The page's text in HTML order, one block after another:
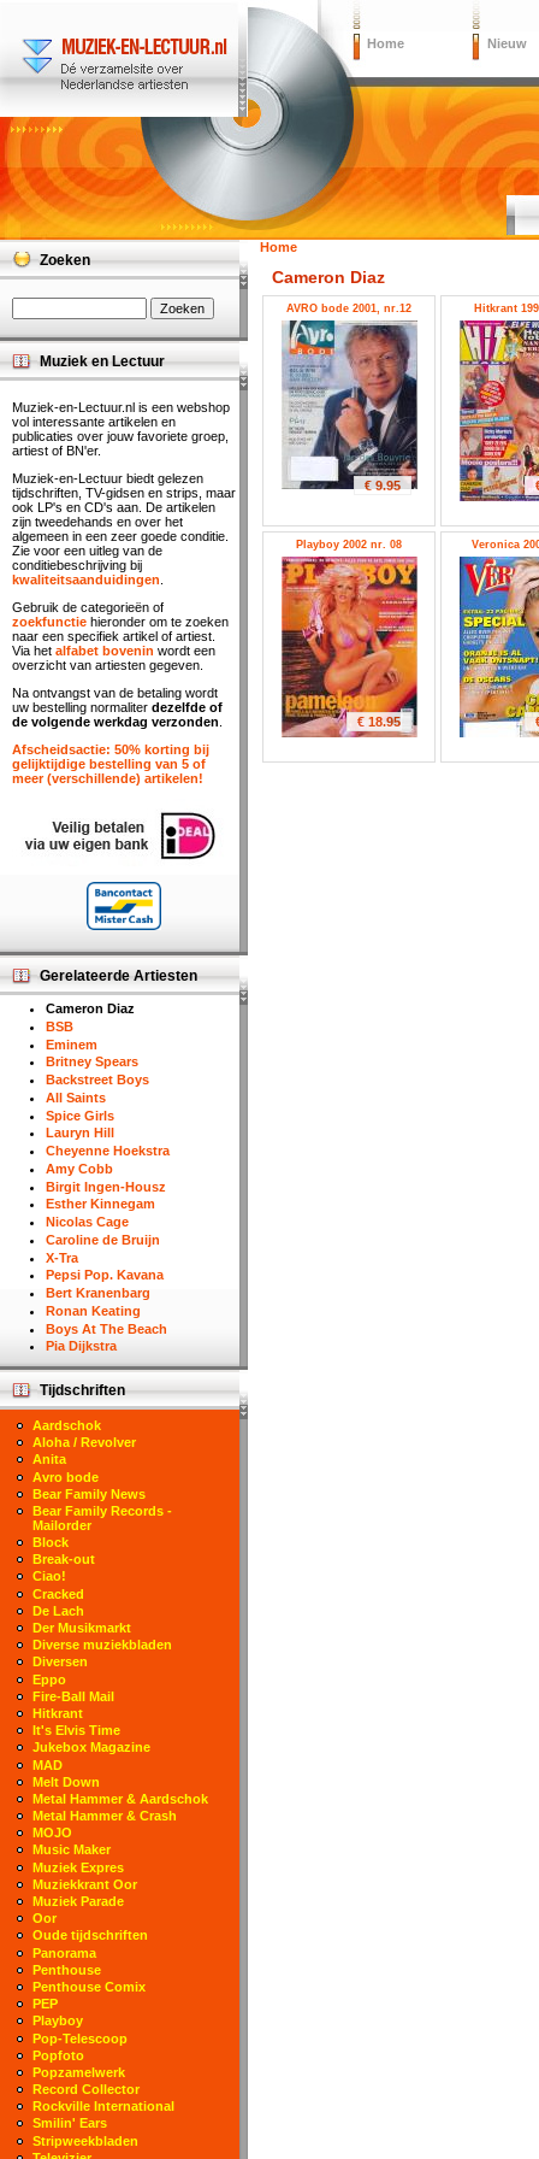
Home Nieuw
Home
Cameron Diaz
AVRO bode 2001, nr.12
€ 9.95
Hitkrant
Playboy 2002 nr. 08
€ 18.95
Veronica
Zoeken
Muziek en Lectuur
Muziek-en-Lectuur.nl is een webshop
vol interessante artikelen en
publicaties over jouw favoriete groep,
artiest of BN'er.
Muziek-en-Lectuur biedt gelezen
tijdschriften, TV-gidsen en strips, maar
ook LP's en CD's aan. De artikelen
zijn tweedehands en over het
algemeen in een zeer goede conditie.
Zie voor een uitleg van de
conditiebeschrijving bij
kwaliteitsaanduidingen
Gebruik de categorieën of
zoekfunctie hieronder om te zoeken
naar een specifiek artikel of artiest.
Via het alfabet bovenin wordt een
overzicht van artiesten gegeven.
Na ontvangst van de betaling wordt
uw bestelling normaliter dezelfde of
de volgende werkdag verzonden
Afscheidsactie: 50% korting bij
gelijktijdige bestelling van 5 of
meer (verschillende) artikelen!
Gerelateerde Artiesten
Cameron Diaz
BSB
Eminem
Britney Spears
Backstreet Boys
All Saints
Spice Girls
Lauryn Hill
Cheyenne Hoekstra
Amy Cobb
Birgit Ingen-Housz
Esther Kinnegam
Nicolas Cage
Caroline de Bruijn
X-Tra
Pepsi Pop. Kavana
Bert Kranenbarg
Ronan Keating
Boys At The Beach
Pia Dijkstra
Tijdschriften
Aardschok
Aloha / Revolver
Anita
Avro bode
Bear Family News
Bear Family Records -
Mailorder
Block
Break-out
Ciao!
Cracked
De Lach
Der Musikmarkt
Diverse muziekbladen
Diversen
Eppo
Fire-Ball Mail
Hitkrant
It's Elvis Time
Jukebox Magazine
MAD
Melt Down
Metal Hammer & Aardschok
Metal Hammer & Crash
MOJO
Music Maker
Muziek Expres
Muziekkrant Oor
Muziek Parade
Oor
Oude tijdschriften
Panorama
Penthouse
Penthouse Comix
PEP
Playboy
Pop-Telescoop
Popfoto
Popzamelwerk
Record Collector
Rockville International
Smilin' Ears
Stripweekbladen